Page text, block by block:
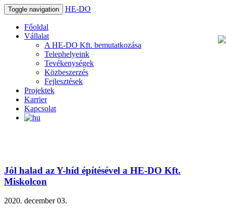
Toggle navigation HE-DO
Főoldal
Vállalat
A HE-DO Kft. bemutatkozása
Telephelyeink
Tevékenységek
Közbeszerzés
Fejlesztések
Projektek
Karrier
Kapcsolat
Jól halad az Y-híd építésével a HE-DO Kft.
Miskolcon
2020. december 03.